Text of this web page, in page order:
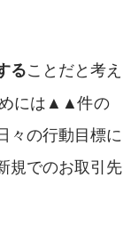
ることだと考え
めには▲▲件の
々の行動目標に
規でのお取引先